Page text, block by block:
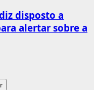
disposto a
alertar sobre a